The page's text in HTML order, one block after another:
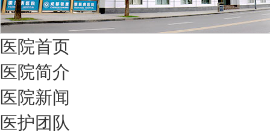
医院首页
医院简介
医院新闻
医护团队